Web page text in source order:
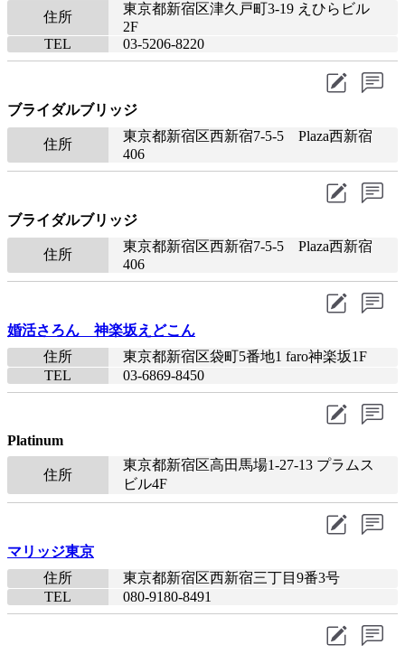
住所
東京都新宿区津久戸町3-19 えひらビル
2F
TEL
03-5206-8220​
ブライダルブリッジ
住所
東京都新宿区西新宿7-5-5 Plaza西新宿
406
ブライダルブリッジ
住所
東京都新宿区西新宿7-5-5 Plaza西新宿
406
婚活さろん 神楽坂えどこん
住所
東京都新宿区袋町5番地1 faro神楽坂1F
TEL
03-6869-8450​
Platinum
住所
東京都新宿区高田馬場1-27-13 プラムス
ビル4F
マリッジ東京
住所
東京都新宿区西新宿三丁目9番3号
TEL
080-9180-8491​